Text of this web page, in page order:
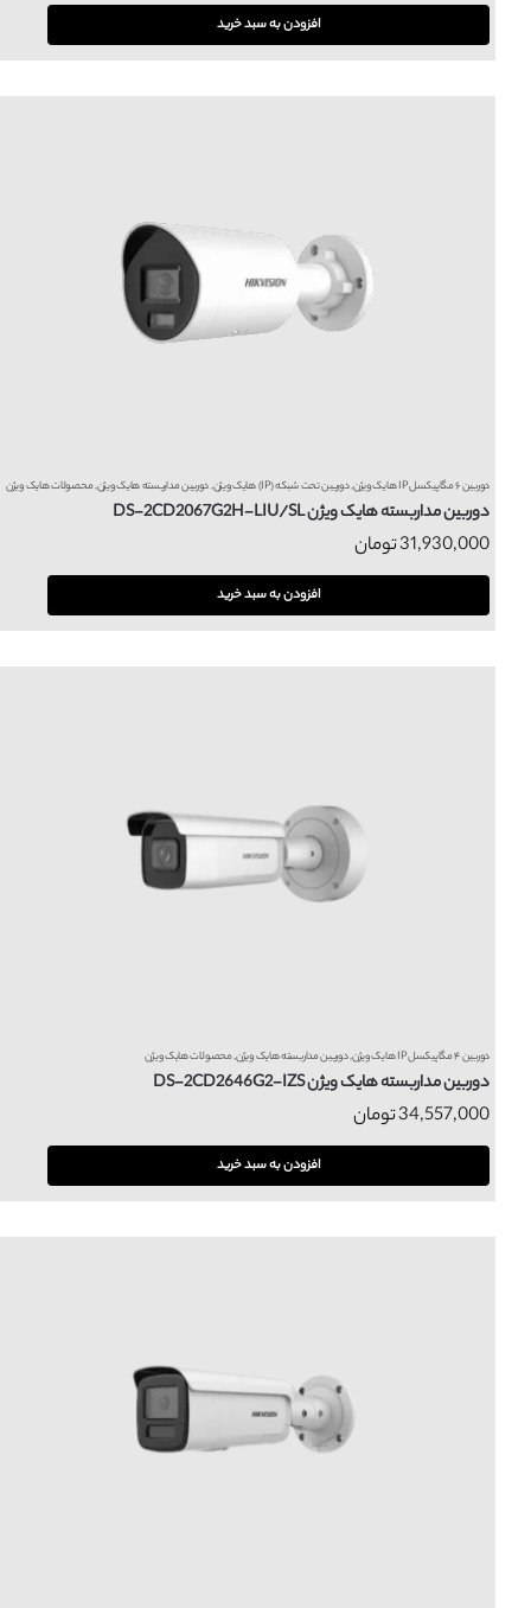
افزودن به سبد خرید
دوربین ۶ مگاپیکسل IP هایک ویژن ,دوربین تحت شبکه (IP) هایک ویژن ,دوربین مداربسته هایک ویژن,محصولات هایک ویژن
دوربین مداربسته هایک ویژن DS-2CD2067G2H-LIU/SL
31,930,000تومان
افزودن به سبد خرید
دوربین ۴ مگاپیکسل IP هایک ویژن ,دوربین مداربسته هایک ویژن,محصولات هایک ویژن
دوربین مداربسته هایک ویژن DS-2CD2646G2-IZS
34,557,000تومان
افزودن به سبد خرید